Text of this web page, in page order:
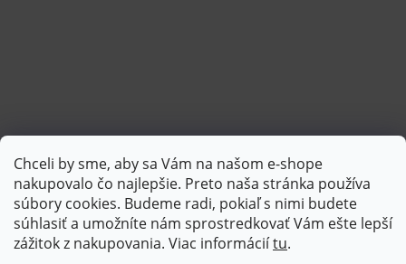
Chceli by sme, aby sa Vám na našom e-shope
nakupovalo čo najlepšie. Preto naša stránka používa
súbory cookies. Budeme radi, pokiaľ s nimi budete
súhlasiť a umožníte nám sprostredkovať Vám ešte lepší
zážitok z nakupovania. Viac informáciítu.
Sledovať na Instagrame